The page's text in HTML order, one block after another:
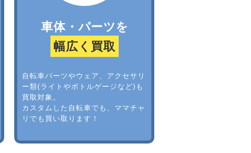
車体・パーツを
幅広く買取
自転車パーツやウェア、アクセサリ
ー類(ライトやボトルゲージなど)も
買取対象。
カスタムした自転車でも、ママチャ
リでも買い取ります！